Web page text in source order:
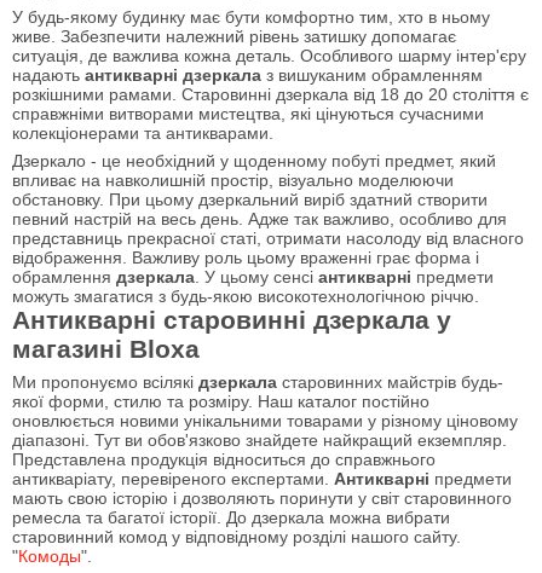
У будь-якому будинку має бути комфортно тим, хто в ньому
живе. Забезпечити належний рівень затишку допомагає
ситуація, де важлива кожна деталь. Особливого шарму інтер'єру
надають антикварні дзеркала з вишуканим обрамленням
розкішними рамами. Старовинні дзеркала від 18 до 20 століття є
справжніми витворами мистецтва, які цінуються сучасними
колекціонерами та антикварами.
Дзеркало - це необхідний у щоденному побуті предмет, який
впливає на навколишній простір, візуально моделюючи
обстановку. При цьому дзеркальний виріб здатний створити
певний настрій на весь день. Адже так важливо, особливо для
представниць прекрасної статі, отримати насолоду від власного
відображення. Важливу роль цьому враженні грає форма і
обрамлення дзеркала. У цьому сенсі антикварні предмети
можуть змагатися з будь-якою високотехнологічною річчю.
Антикварні старовинні дзеркала у
магазині Bloxa
Ми пропонуємо всілякі дзеркала старовинних майстрів будь-
якої форми, стилю та розміру. Наш каталог постійно
оновлюється новими унікальними товарами у різному ціновому
діапазоні. Тут ви обов'язково знайдете найкращий екземпляр.
Представлена продукція відноситься до справжнього
антикваріату, перевіреного експертами. Антикварні предмети
мають свою історію і дозволяють поринути у світ старовинного
ремесла та багатої історії. До дзеркала можна вибрати
старовинний комод у відповідному розділі нашого сайту.
"Комоды".